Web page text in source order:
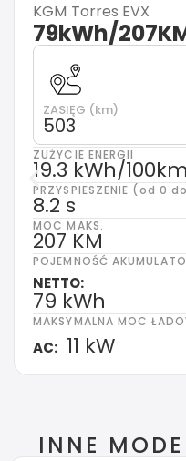
KGM Torres EVX
79kWh/
ZASIĘG (km)
503
ZUŻYCIE ENERGII
19.3 kWh/100km
PRZYSPIESZENIE (od 0
8.2 s
MOC MAKS.
207 KM
POJEMNOŚĆ
NETTO:
79 kWh
MAKSYMALNA MOC
AC: 11 kW
INNE